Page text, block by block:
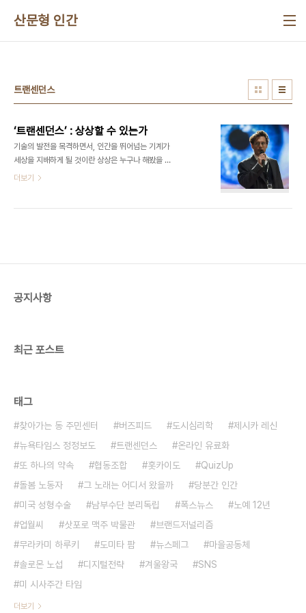
산문형 인간
트랜센던스
‘트랜센던스’ : 상상할 수 있는가
기술의 발전을 목격하면서, 인간을 뛰어넘는 기계가
세상을 지배하게 될 것이란 상상은 누구나 해봤을 것
이다. 다만, 기계가 '욕망'이란 것을 가질 수 있는가.
새로웠다. 파괴가 아니라 변화를 꿈꾸고, 새로운 성장
더보기
공지사항
최근 포스트
태그
찾아가는 동 주민센터 버즈피드 도시심리학
제시카 레신
뉴욕타임스 정정보도
트랜센던스
온라인 유료화
또 하나의 약속
협동조합 홋카이도
QuizUp
돌봄 노동자
그 노래는 어디서 왔을까
당분간 인간
미국 성형수술
남부수단 분리독립 폭스뉴스
노예 12년
업월씨
삿포로 맥주 박물관
브랜드저널리즘
무라카미 하루키
도미타 팜 뉴스페그
마을공동체
솔로몬 노섭
디지털전략 겨울왕국
SNS
미 시사주간 타임
더보기